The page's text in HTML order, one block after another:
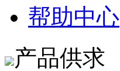
帮助中心
产品供求